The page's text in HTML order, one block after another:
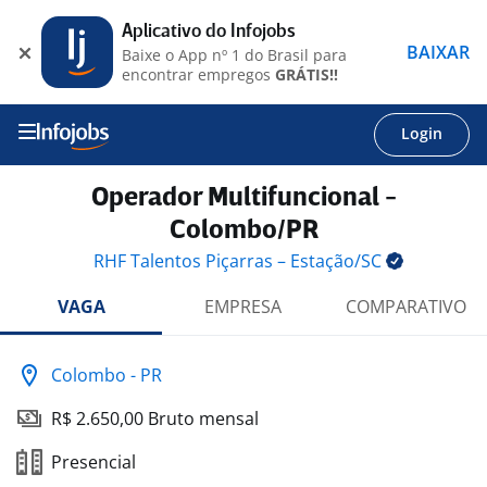
Login
Operador Multifuncional -
Colombo/PR
RHF Talentos Piçarras – Estação/SC
VAGA
EMPRESA COMPARATIVO
Colombo - PR
R$ 2.650,00 Bruto mensal
Presencial
Aplicativo do Infojobs
Baixe o App nº 1 do Brasil para
encontrar empregos GRÁTIS!!
BAIXAR